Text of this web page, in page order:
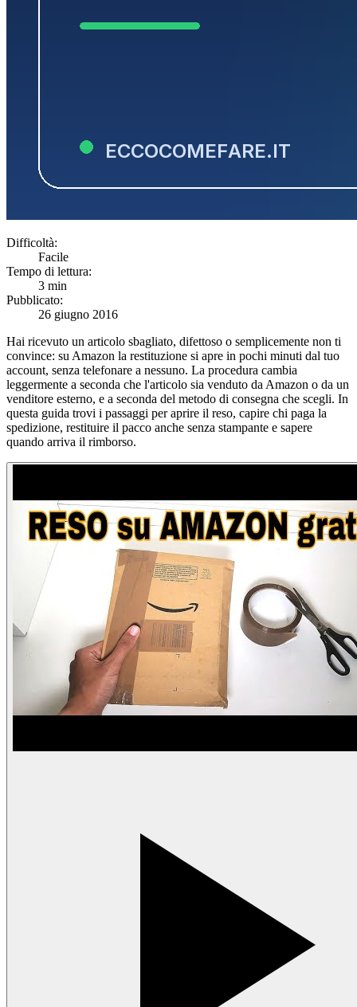
Difficoltà:
Facile
Tempo di lettura:
3 min
Pubblicato:
26 giugno 2016
Hai ricevuto un articolo sbagliato, difettoso o semplicemente non ti
convince: su Amazon la restituzione si apre in pochi minuti dal tuo
account, senza telefonare a nessuno. La procedura cambia
leggermente a seconda che l'articolo sia venduto da Amazon o da un
venditore esterno, e a seconda del metodo di consegna che scegli. In
questa guida trovi i passaggi per aprire il reso, capire chi paga la
spedizione, restituire il pacco anche senza stampante e sapere
quando arriva il rimborso.